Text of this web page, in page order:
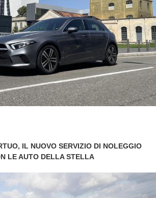
IL NUOVO SERVIZIO DI NOLEGGIO
LE AUTO DELLA STELLA